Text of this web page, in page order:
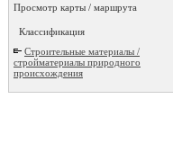
Просмотр карты / маршрута
Классификация
Строительные материалы /
стройматериалы природного
происхождения